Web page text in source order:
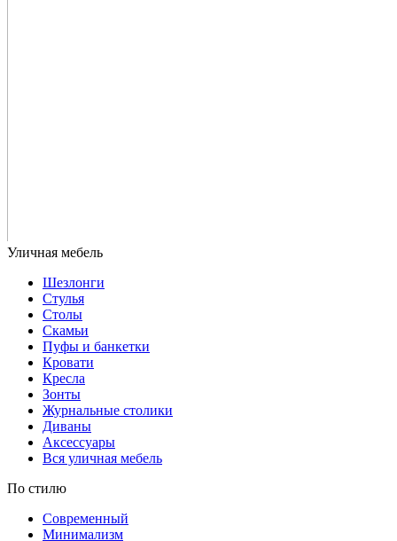
Шезлонги
Стулья
Столы
Скамьи
Пуфы и банкетки
Кровати
Кресла
Зонты
Журнальные столики
Диваны
Аксессуары